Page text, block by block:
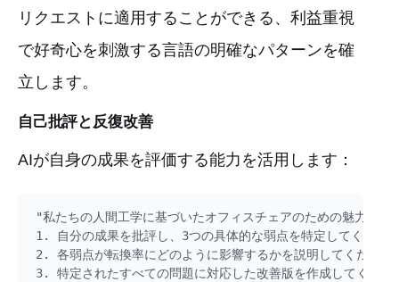
リクエストに適用することができる、利益重視
で好奇心を刺激する言語の明確なパターンを確
立します。
自己批評と反復改善
AIが自身の成果を評価する能力を活用します：
"私たちの人間工学に基づいたオフィスチェアのための魅力的な
1. 自分の成果を批評し、3つの具体的な弱点を特定してくださ
2. 各弱点が転換率にどのように影響するかを説明してください